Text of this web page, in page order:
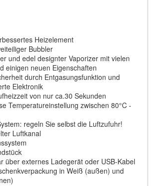
Heizelement
Bubbler
und edel designter Vaporizer mit vielen
einigen neuen Eigenschaften
durch Entgasungsfunktion und
Elektronik
von nur ca.30 Sekunden
Temperatureinstellung zwischen 80°C -
regeln Sie selbst die Luftzufuhr!
Luftkanal
über externes Ladegerät oder USB-Kabel
in Weiß (außen) und